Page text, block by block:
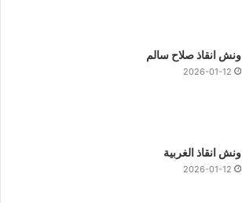
ونش انقاذ صلاح سالم
2026-01-12
ونش انقاذ الغربية
2026-01-12